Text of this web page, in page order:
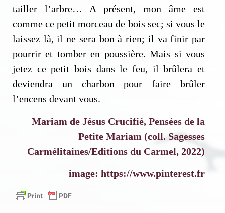
tailler l’arbre… A présent, mon âme est
comme ce petit morceau de bois sec; si vous le
laissez là, il ne sera bon à rien; il va finir par
pourrir et tomber en poussière. Mais si vous
jetez ce petit bois dans le feu, il brûlera et
deviendra un charbon pour faire brûler
l’encens devant vous.
Mariam de Jésus Crucifié, Pensées de la
Petite Mariam (coll. Sagesses
Carmélitaines/Editions du Carmel, 2022)
image: https://www.pinterest.fr